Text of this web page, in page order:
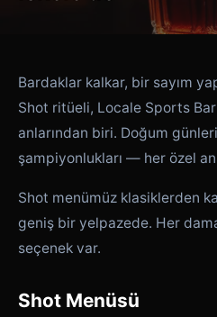
Bardaklar kalkar, bir sayım
Shot ritüeli, Locale Sports
anlarından biri. Doğum
şampiyonlukları — her özel
Shot menümüz klasiklerden
geniş bir yelpazede. Her
seçenek var.
Shot Menüsü